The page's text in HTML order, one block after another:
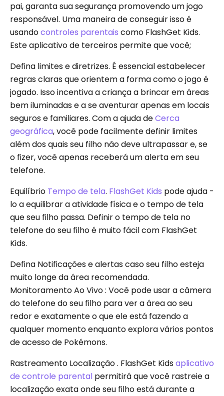
pai, garanta sua segurança promovendo um jogo
responsável. Uma maneira de conseguir isso é
usandocontroles parentais como FlashGet Kids.
Este aplicativo de terceiros permite que você;
Defina limites e diretrizes. É essencial estabelecer
regras claras que orientem a forma como o jogo é
jogado. Isso incentiva a criança a brincar em áreas
bem iluminadas e a se aventurar apenas em locais
seguros e familiares. Com a ajuda deCerca
geográfica, você pode facilmente definir limites
além dos quais seu filho não deve ultrapassar e, se
o fizer, você apenas receberá um alerta em seu
telefone.
Equilíbrio Tempo de tela. FlashGet Kids pode ajuda -
lo a equilibrar a atividade física e o tempo de tela
que seu filho passa. Definir o tempo de tela no
telefone do seu filho é muito fácil com FlashGet
Kids.
Defina Notificações e alertas caso seu filho esteja
muito longe da área recomendada.
Monitoramento Ao Vivo : Você pode usar a câmera
do telefone do seu filho para ver a área ao seu
redor e exatamente o que ele está fazendo a
qualquer momento enquanto explora vários pontos
de acesso de Pokémons.
Rastreamento Localização . FlashGet Kidsaplicativo
de controle parental permitirá que você rastreie a
localização exata onde seu filho está durante a